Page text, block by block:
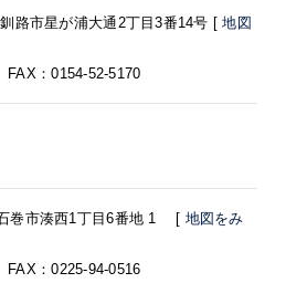
路市星が浦大通2丁目3番14号 [地図
：0154-52-5170
巻市湊西1丁目6番地 1 [ 地図をみ
：0225-94-0516